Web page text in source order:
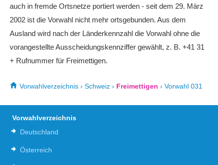
auch in fremde Ortsnetze portiert werden - seit dem 29. März
2002 ist die Vorwahl nicht mehr ortsgebunden. Aus dem
Ausland wird nach der Länderkennzahl die Vorwahl ohne die
vorangestellte Ausscheidungskennziffer gewählt, z. B. +41 31
+ Rufnummer für Freimettigen.
Vorwahlverzeichnis › Schweiz › Freimettigen › Vorwahl 031
Vorwahlverzeichnis
Deutschland
Österreich